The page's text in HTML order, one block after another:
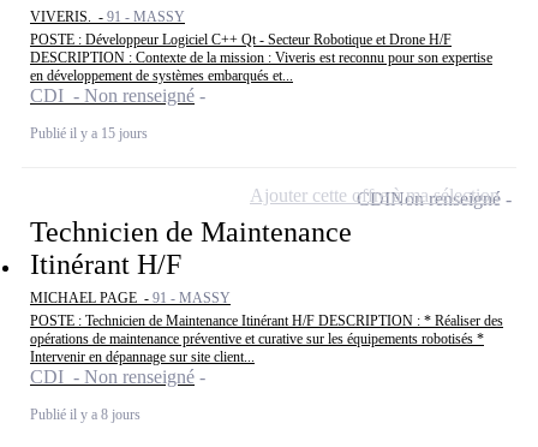
VIVERIS. - 91 - MASSY
POSTE : Développeur Logiciel C++ Qt - Secteur Robotique et Drone H/F
DESCRIPTION : Contexte de la mission : Viveris est reconnu pour son expertise
en développement de systèmes embarqués et...
CDI - Non renseigné
Publié il y a 15 jours
Technicien de Maintenance
Itinérant H/F
MICHAEL PAGE - 91 - MASSY
POSTE : Technicien de Maintenance Itinérant H/F DESCRIPTION : * Réaliser des
opérations de maintenance préventive et curative sur les équipements robotisés *
Intervenir en dépannage sur site client...
CDI - Non renseigné
Publié il y a 8 jours
CDINon renseigné
Ajouter cette offre à ma sélection